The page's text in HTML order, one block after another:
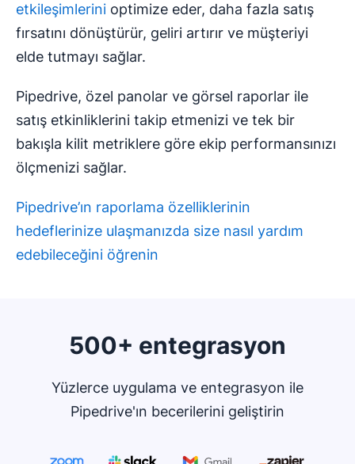
etkileşimlerini optimize eder, daha fazla satış
fırsatını dönüştürür, geliri artırır ve müşteriyi
elde tutmayı sağlar.
Pipedrive, özel panolar ve görsel raporlar ile
satış etkinliklerini takip etmenizi ve tek bir
bakışla kilit metriklere göre ekip performansınızı
ölçmenizi sağlar.
Pipedrive’ın raporlama özelliklerinin
hedeflerinize ulaşmanızda size nasıl yardım
edebileceğini öğrenin
500+ entegrasyon
Yüzlerce uygulama ve entegrasyon ile
Pipedrive'ın becerilerini geliştirin